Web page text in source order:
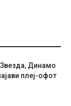
Звезда, Динамо
плеј-офот